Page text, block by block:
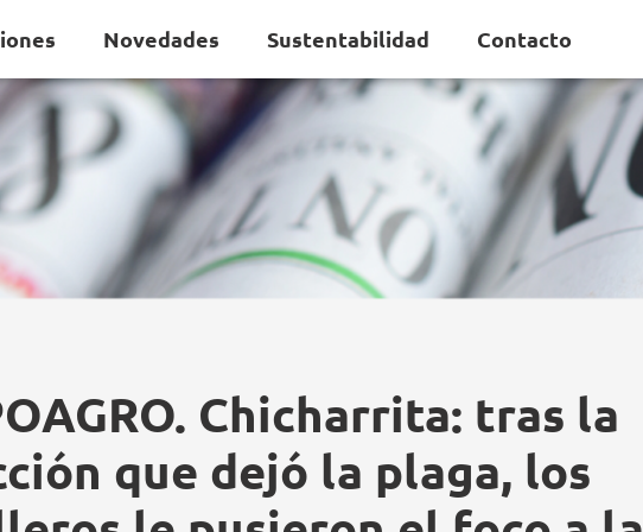
Novedades Sustentabilidad Contacto
Chicharrita: tras la
que dejó la plaga, los